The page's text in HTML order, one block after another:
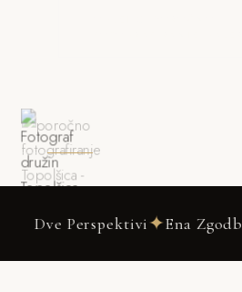
✦Ena Zgodba